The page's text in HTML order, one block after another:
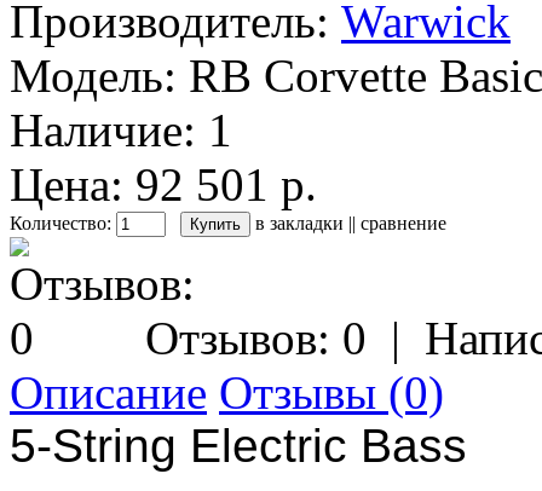
Производитель: Warwick
Модель: RB Corvette
Наличие: 1
Цена: 92 501 р.
Количество: в закладки || сравнение
Отзывов: 0 |
Описание Отзывы (0)
5-String Electric Bass